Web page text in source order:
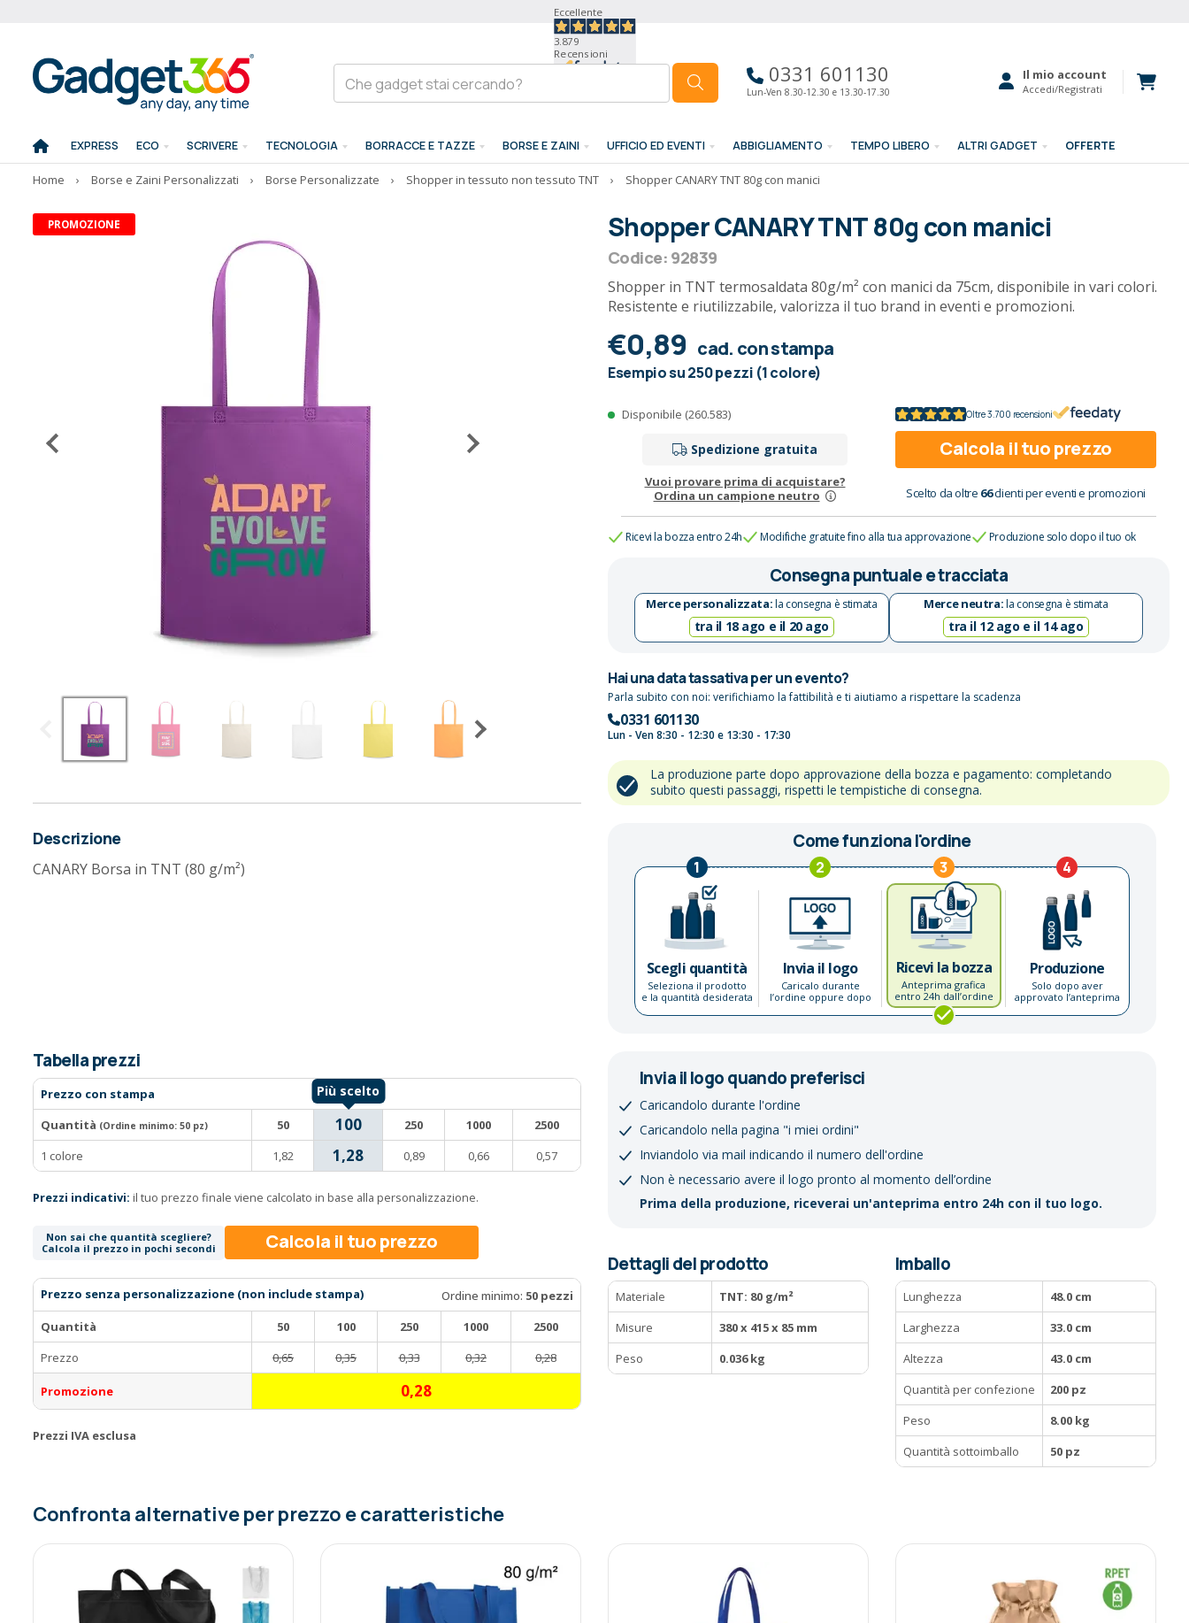
Eccellente
3.879
Recensioni
0331 601130
Lun-Ven 8.30-12.30 e 13.30-17.30
Il mio account
Accedi/Registrati
EXPRESS ECO SCRIVERE TECNOLOGIA BORRACCE E TAZZE BORSE E ZAINI UFFICIO ED EVENTI ABBIGLIAMENTO TEMPO LIBERO ALTRI GADGET OFFERTE
Home › Borse e Zaini Personalizzati › Borse Personalizzate › Shopper in tessuto non tessuto TNT › Shopper CANARY TNT 80g con manici
PROMOZIONE
Descrizione
CANARY Borsa in TNT (80 g/m²)
Shopper CANARY TNT 80g con manici
Codice: 92839
Shopper in TNT termosaldata 80g/m² con manici da 75cm, disponibile in vari colori.
Resistente e riutilizzabile, valorizza il tuo brand in eventi e promozioni.
€0,89 cad. con stampa
Esempio su 250 pezzi (1 colore)
Disponibile (260.583)
Spedizione gratuita
Vuoi provare prima di acquistare?
Ordina un campione neutro
Oltre 3.700 recensioni
Calcola il tuo prezzo
Scelto da oltre 66clienti per eventi e promozioni
Ricevi la bozza entro 24h Modifiche gratuite fino alla tua approvazione Produzione solo dopo il tuo ok
Consegna puntuale e tracciata
Merce personalizzata:la consegna è stimata
tra il 18 ago e il 20 ago
Merce neutra:la consegna è stimata
tra il 12 ago e il 14 ago
Hai una data tassativa per un evento?
Parla subito con noi: verifichiamo la fattibilità e ti aiutiamo a rispettare la scadenza
0331 601130
Lun - Ven 8:30 - 12:30 e 13:30 - 17:30
La produzione parte dopo approvazione della bozza e pagamento: completando
subito questi passaggi, rispetti le tempistiche di consegna.
Come funziona l'ordine
1
Scegli quantità
Seleziona il prodotto
e la quantità desiderata
2
Invia il logo
Caricalo durante
l’ordine oppure dopo
3
Ricevi la bozza
Anteprima grafica
entro 24h dall’ordine
4
Produzione
Solo dopo aver
approvato l’anteprima
Tabella prezzi
Prezzo con stampa
Quantità (Ordine minimo: 50 pz) 50 100 250 1000
2500
1 colore
1,82 1,28 0,89 0,66 0,57
Prezzi indicativi: il tuo prezzo finale viene calcolato in base alla personalizzazione.
Non sai che quantità scegliere?
Calcola il prezzo in pochi secondi
Calcola il tuo prezzo
Prezzo senza personalizzazione (non include stampa) Ordine minimo: 50 pezzi
Quantità
50 100 250 1000
2500
Prezzo
0,65 0,35 0,33 0,32 0,28
Promozione 0,28
Prezzi IVA esclusa
Invia il logo quando preferisci
Caricandolo durante l'ordine
Caricandolo nella pagina "i miei ordini"
Inviandolo via mail indicando il numero dell'ordine
Non è necessario avere il logo pronto al momento dell’ordine
Prima della produzione, riceverai un'anteprima entro 24h con il tuo logo.
Dettagli del prodotto
Materiale
TNT: 80 g/m²
Misure
380 x 415 x 85 mm
Peso
0.036 kg
Imballo
Lunghezza
48.0 cm
Larghezza
33.0 cm
Altezza
43.0 cm
Quantità per confezione
200 pz
Peso
8.00 kg
Quantità sottoimballo
50 pz
Confronta alternative per prezzo e caratteristiche